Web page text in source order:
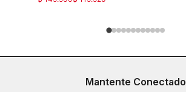
Mantente Conectado